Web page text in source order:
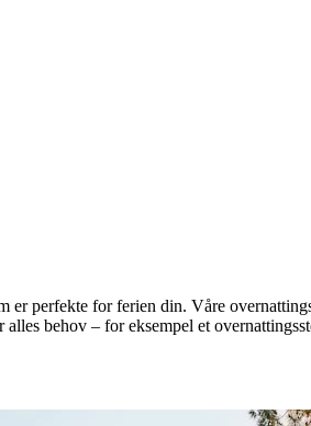
perfekte for ferien din. Våre
behov – for eksempel et